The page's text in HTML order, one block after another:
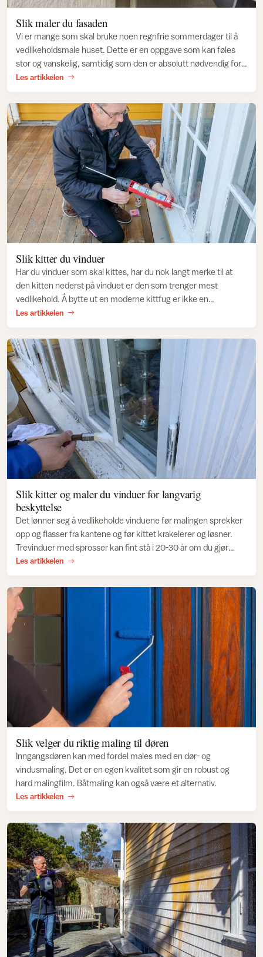
Slik maler du fasaden
Vi er mange som skal bruke noen regnfrie sommerdager til å
vedlikeholdsmale huset. Dette er en oppgave som kan føles
stor og vanskelig, samtidig som den er absolutt nødvendig for
å bevare verdiene huset representerer. Men med riktig
overkommelig for de aller fleste.
Les artikkelen
Slik kitter du vinduer
Har du vinduer som skal kittes, har du nok langt merke til at
den kitten nederst på vinduet er den som trenger mest
vedlikehold. Å bytte ut en moderne kittfug er ikke en
komplisert prosedyre, og tar mye mindre tid enn du tror.
Les artikkelen
Slik kitter og maler du vinduer for langvarig
beskyttelse
Det lønner seg å vedlikeholde vinduene før malingen sprekker
opp og flasser fra kantene og før kittet krakelerer og løsner.
Trevinduer med sprosser kan fint stå i 20-30 år om du gjør
jobben grundig. Kostnadene for å skifte ut vinduer og dører er
Les artikkelen
Slik velger du riktig maling til døren
Inngangsdøren kan med fordel males med en dør- og
vindusmaling. Det er en egen kvalitet som gir en robust og
hard malingfilm. Båtmaling kan også være et alternativ.
Les artikkelen